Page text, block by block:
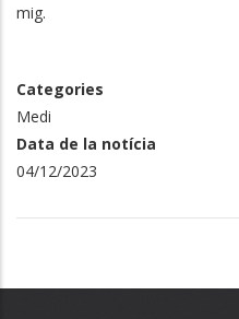
mig.
Categories
Medi
Data de la notícia
04/12/2023